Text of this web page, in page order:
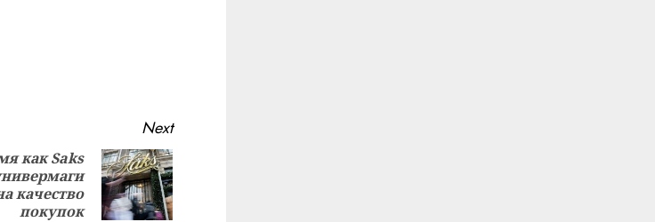
Next
как Saks
качество
покупок